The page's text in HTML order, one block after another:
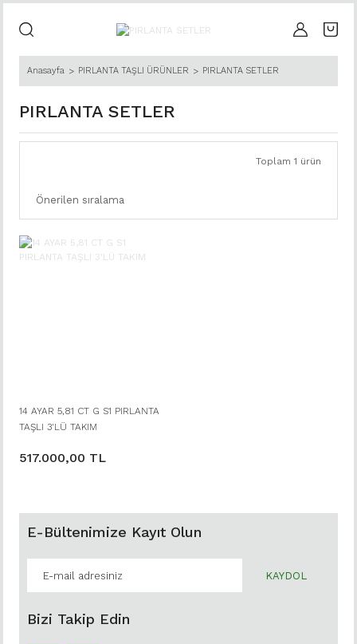
Anasayfa PIRLANTA TAŞLI ÜRÜNLER PIRLANTA SETLER
PIRLANTA SETLER
Toplam 1 ürün
14 AYAR 5,81 CT G S1 PIRLANTA
TAŞLI 3'LÜ TAKIM
517.000,00 TL
E-Bültenimize Kayıt Olun
KAYDOL
Bizi Takip Edin